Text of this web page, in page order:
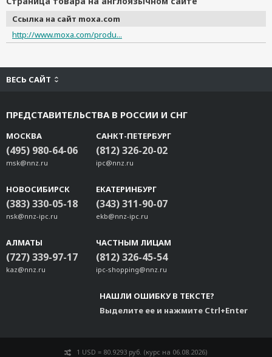
Ссылка на сайт moxa.com
http://www.moxa.com/produ...
ВЕСЬ САЙТ
ПРЕДСТАВИТЕЛЬСТВА В РОССИИ И СНГ
МОСКВА
(495) 980-64-06
msk@nnz.ru
САНКТ-ПЕТЕРБУРГ
(812) 326-20-02
ipc@nnz.ru
НОВОСИБИРСК
(383) 330-05-18
nsk@nnz-ipc.ru
ЕКАТЕРИНБУРГ
(343) 311-90-07
ekb@nnz-ipc.ru
АЛМАТЫ
(727) 339-97-17
kaz@nnz.ru
ЧАСТНЫМ ЛИЦАМ
(812) 326-45-54
ipc-shopping@nnz.ru
НАШЛИ ОШИБКУ В ТЕКСТЕ?
Выделите ее и нажмите Ctrl+Enter
1 USD = 80.9293 руб. (курс на 06.08.2026)